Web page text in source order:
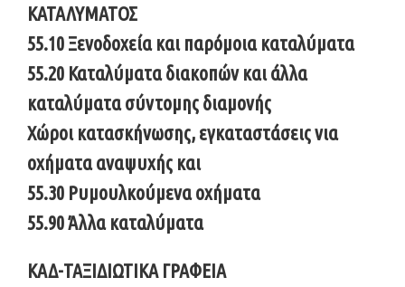
ΚΑΤΑΛΥΜΑΤΟΣ
55.10 Ξενοδοχεία και παρόμοια καταλύματα
55.20 Καταλύματα διακοπών και άλλα
καταλύματα σύντομης διαμονής
Χώροι κατασκήνωσης, εγκαταστάσεις νια
οχήματα αναψυχής και
55.30 Ρυμουλκούμενα οχήματα
55.90 Άλλα καταλύματα
ΚΑΔ-ΤΑΞΙΔΙΩΤΙΚΑ ΓΡΑΦΕΙΑ